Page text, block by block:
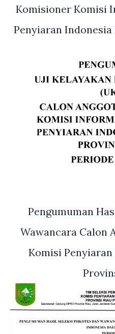
Komisioner Komisi
Penyiaran
Pengumuman
Wawancara Calon
Komisi